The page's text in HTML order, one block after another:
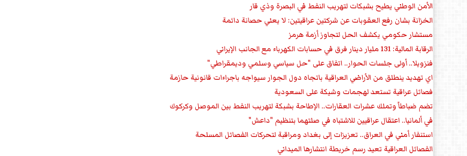
الأمن الوطني يطيح بشبكات لتهريب النفط في البصرة وذي قار
الخزانة بشان رفع العقوبات عن شركتين عراقيتين: لا يعني حصانة دائمة
مستشار حكومي يكشف الحل لتجاوز أزمة هرمز
الرقابة المالية: 131 مليار دينار فرق في حسابات الكهرباء مع الجانب الإيراني
فنزويلا.. أولى جلسات الحوار.. اتفاق على "حل سياسي وسلمي وديمقراطي"
اي تهديد ينطلق من الأراضي العراقية باتجاه دول الجوار سيواجه باجراءات قانونية حازمة
فصائل عراقية تستعد لهجمات وشيكة على السعودية
تضم ضباطاً وتملك عشرات العقارات.. الإطاحة بشبكة لتهريب النفط بين الموصل وكركوك
في ألمانيا.. اعتقال عراقيين للاشتباه في صلتهما بتنظيم "داعش"
استنفار أمني في العراق.. تعزيزات إلى بغداد ومراقبة لتحركات الفصائل المسلحة
الفصائل العراقية تعيد رسم خريطة انتشارها الميداني